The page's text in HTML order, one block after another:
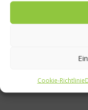
Cookie-Richtlinie